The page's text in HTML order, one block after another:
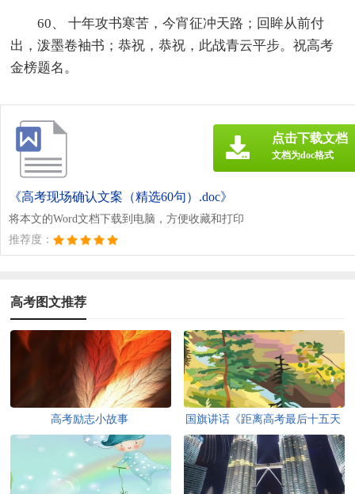
60、 十年攻书寒苦，今宵征冲天路；回眸从前付
出，泼墨卷袖书；恭祝，恭祝，此战青云平步。祝高考
金榜题名。
《高考现场确认文案（精选60句）.doc》
将本文的Word文档下载到电脑，方便收藏和打印
推荐度：
点击下载文档
文档为doc格式
高考图文推荐
高考励志小故事
国旗讲话《距离高考最后十五天
考生临阵磨枪》